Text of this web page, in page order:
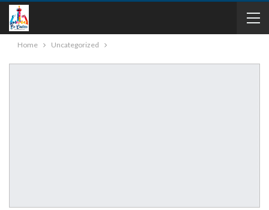
Home Uncategorized